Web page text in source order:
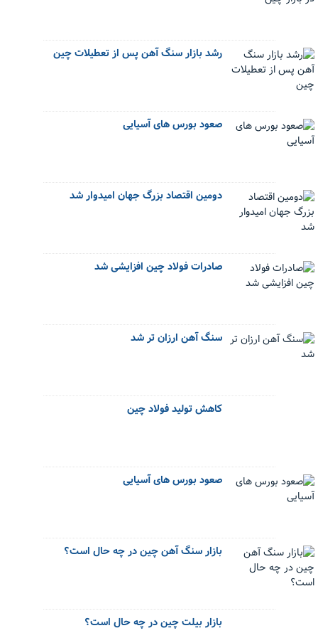
رشد بازار سنگ آهن پس از تعطیلات چین
صعود بورس های آسیایی
دومین اقتصاد بزرگ جهان امیدوار شد
صادرات فولاد چین افزایشی شد
سنگ آهن ارزان تر شد
کاهش تولید فولاد چین
صعود بورس های آسیایی
بازار سنگ آهن چین در چه حال است؟
بازار بیلت چین در چه حال است؟